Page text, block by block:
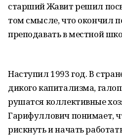
старший Жавит решил
том смысле, что окончил
преподавать в местной
Наступил 1993 год. В
дикого капитализма,
рушатся коллективные
Гарифуллович понимает,
рискнуть и начать